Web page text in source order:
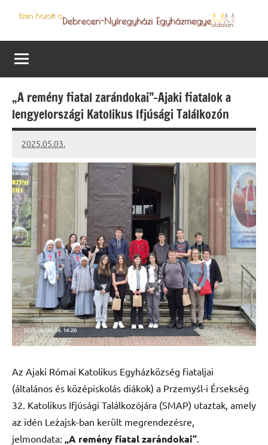
content
Debrecen-
Nyíregyházi
Egyházmegye
programjai
„A remény fiatal zarándokai”-Ajaki fiatalok a
lengyelországi Katolikus Ifjúsági Találkozón
2025.05.03.
Leiszt
Máté
Az Ajaki Római Katolikus Egyházközség fiataljai
(általános és középiskolás diákok) a Przemyśl-i Érsekség
32. Katolikus Ifjúsági Találkozójára (SMAP) utaztak, amely
az idén Leżajsk-ban került megrendezésre,
jelmondata: „A remény fiatal zarándokai”